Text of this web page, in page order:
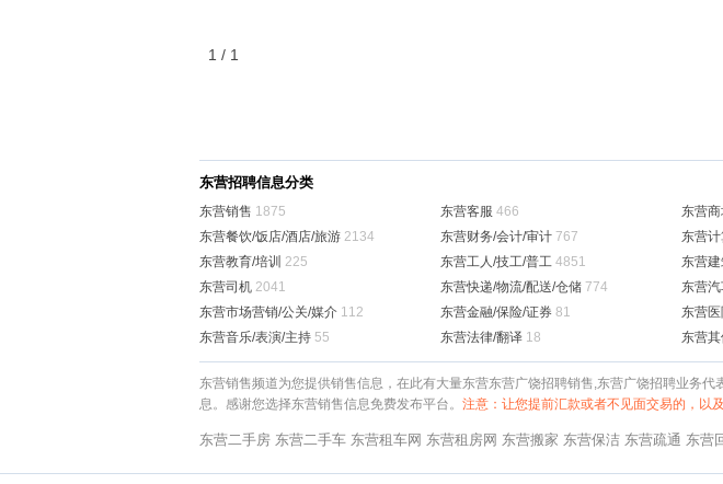
1 / 1
东营招聘信息分类
东营销售 1875 东营客服 466 东营
东营餐饮/饭店/酒店/旅游 2134 东营财务/会计/审计 767 东营
东营教育/培训 225 东营工人/技工/普工 4851 东营
东营司机 2041 东营快递/物流/配送/仓储 774 东营
东营市场营销/公关/媒介 112 东营金融/保险/证券 81 东营
东营音乐/表演/主持 55 东营法律/翻译 18 东营
东营销售频道为您提供销售信息，在此有大量东营东营广饶招聘销售,东营广饶招聘业务
息。感谢您选择东营销售信息免费发布平台。 注意：让您提前汇款或者不见面交易的，以
东营二手房 东营二手车 东营租车网 东营租房网 东营搬家 东营保洁 东营疏通 东营